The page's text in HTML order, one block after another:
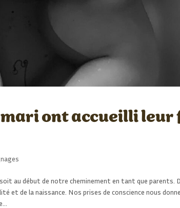
ont accueilli leur
au début de notre cheminement en tant que parents.
et de la naissance. Nos prises de conscience nous